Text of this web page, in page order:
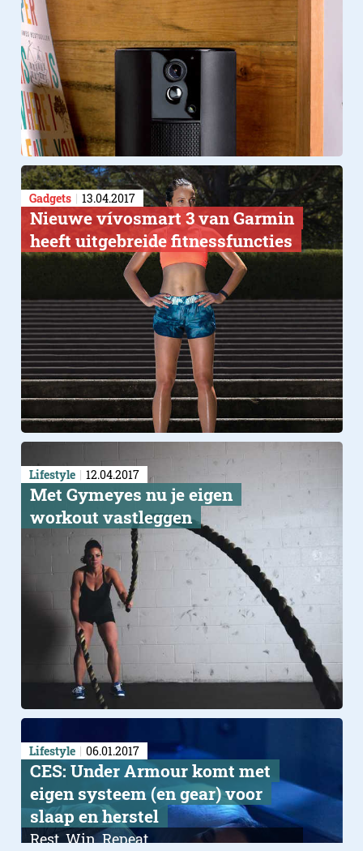
Gadgets 13.04.2017
Nieuwe vívosmart 3 van Garmin
heeft uitgebreide fitnessfuncties
Lifestyle 12.04.2017
Met ​Gymeyes nu je eigen
workout vastleggen
Lifestyle 06.01.2017
CES: Under Armour komt met
eigen systeem (en gear) voor
slaap en herstel
Rest. Win. Repeat.